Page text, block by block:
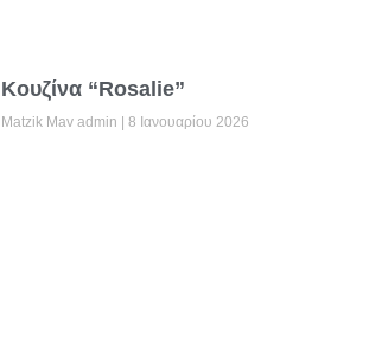
Κουζίνα “Rosalie”
Matzik Mav admin 8 Ιανουαρίου 2026